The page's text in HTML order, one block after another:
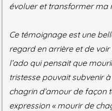
évoluer et transformer ma
Ce témoignage est une
regard en arrière et de
l’ado qui pensait que
tristesse pouvait subvenir
chagrin d’amour de façon
expression « mourir de